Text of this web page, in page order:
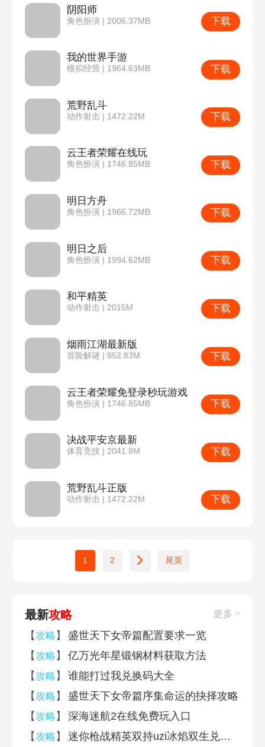
阴阳师
角色扮演 | 2006.37MB 下载
我的世界手游
模拟经营 | 1964.63MB 下载
荒野乱斗
动作射击 | 1472.22M 下载
云王者荣耀在线玩
角色扮演 | 1746.85MB 下载
明日方舟
角色扮演 | 1966.72MB 下载
明日之后
角色扮演 | 1994.62MB 下载
和平精英
动作射击 | 2015M 下载
烟雨江湖最新版
冒险解谜 | 952.83M 下载
云王者荣耀免登录秒玩游戏
角色扮演 | 1746.85MB 下载
决战平安京最新
体育竞技 | 2041.8M 下载
荒野乱斗正版
动作射击 | 1472.22M 下载
1 2 尾页
最新攻略 更多 >
【攻略 】
盛世天下女帝篇配置要求一览
【攻略 】
亿万光年星锻钢材料获取方法
【攻略 】
谁能打过我兑换码大全
【攻略 】
盛世天下女帝篇序集命运的抉择攻略
【攻略 】
深海迷航2在线免费玩入口
【攻略 】
迷你枪战精英双持uzi冰焰双生兑换码大全